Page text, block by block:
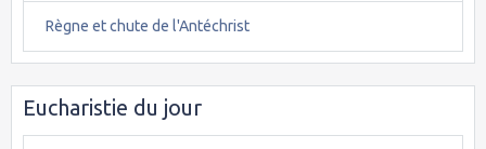
Règne et chute de l'Antéchrist
Eucharistie du jour